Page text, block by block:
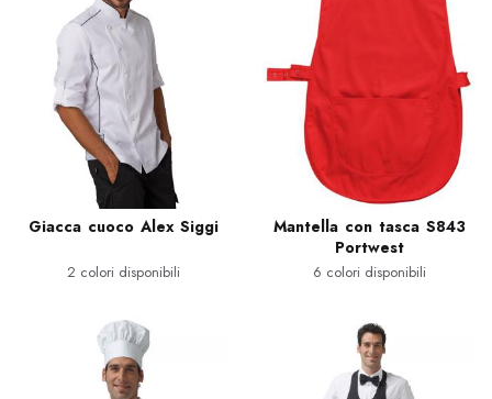
Giacca cuoco Alex Siggi
2 colori disponibili
Mantella con tasca S843
Portwest
6 colori disponibili